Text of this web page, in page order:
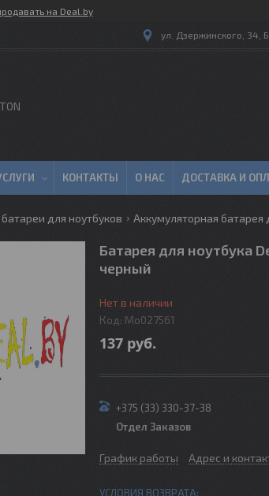
на Deal.by
ул. Дзержинского, 34,
КОНТАКТЫ О НАС ДОСТАВКА И
для ноутбуков Аккумуляторная батарея
Батарея для ноутбука
черный
Нет в наличии
Код: Mo027561
137 руб.
+375 (33) 330-37-38
Отдел Заказов
График работы Адрес и